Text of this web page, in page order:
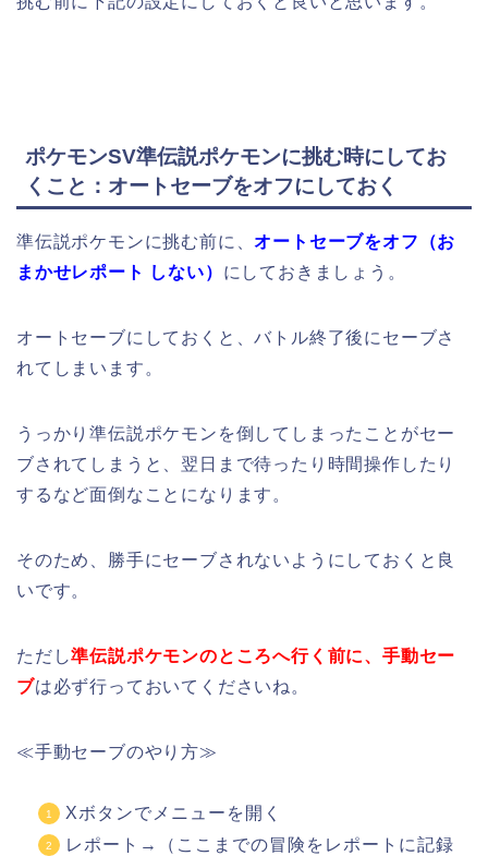
ポケモンSV準伝説ポケモンに挑む時にしてお
くこと：オートセーブをオフにしておく
準伝説ポケモンに挑む前に、 オートセーブをオフ（お
まかせレポート しない） にしておきましょう。
オートセーブにしておくと、バトル終了後にセーブさ
れてしまいます。
うっかり準伝説ポケモンを倒してしまったことがセー
ブされてしまうと、翌日まで待ったり時間操作したり
するなど面倒なことになります。
そのため、勝手にセーブされないようにしておくと良
いです。
ただし準伝説ポケモンのところへ行く前に、手動セー
ブは必ず行っておいてくださいね。
≪手動セーブのやり方≫
Xボタンでメニューを開く
レポート→（ここまでの冒険をレポートに記録